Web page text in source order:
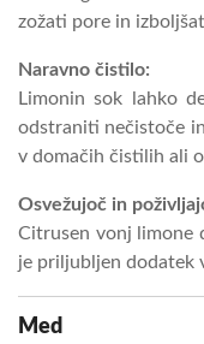
zožati pore in
Naravno čistilo:
Limonin sok lahko
odstraniti nečistoče
v domačih čistilih ali
Osvežujoč in
Citrusen vonj limone
je priljubljen dodatek
Med